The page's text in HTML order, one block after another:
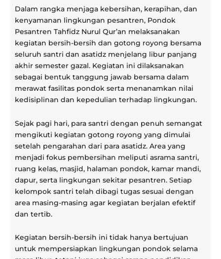
Dalam rangka menjaga kebersihan, kerapihan, dan
kenyamanan lingkungan pesantren, Pondok
Pesantren Tahfidz Nurul Qur’an melaksanakan
kegiatan bersih-bersih dan gotong royong bersama
seluruh santri dan asatidz menjelang libur panjang
akhir semester gazal. Kegiatan ini dilaksanakan
sebagai bentuk tanggung jawab bersama dalam
merawat fasilitas pondok serta menanamkan nilai
kedisiplinan dan kepedulian terhadap lingkungan.
Sejak pagi hari, para santri dengan penuh semangat
mengikuti kegiatan gotong royong yang dimulai
setelah pengarahan dari para asatidz. Area yang
menjadi fokus pembersihan meliputi asrama santri,
ruang kelas, masjid, halaman pondok, kamar mandi,
dapur, serta lingkungan sekitar pesantren. Setiap
kelompok santri telah dibagi tugas sesuai dengan
area masing-masing agar kegiatan berjalan efektif
dan tertib.
Kegiatan bersih-bersih ini tidak hanya bertujuan
untuk mempersiapkan lingkungan pondok selama